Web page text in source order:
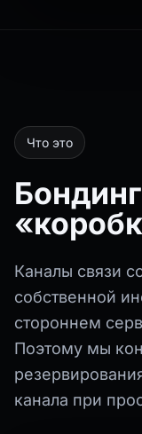
Что это
Каналы связи
собственной
стороннем
Поэтому мы
канала при